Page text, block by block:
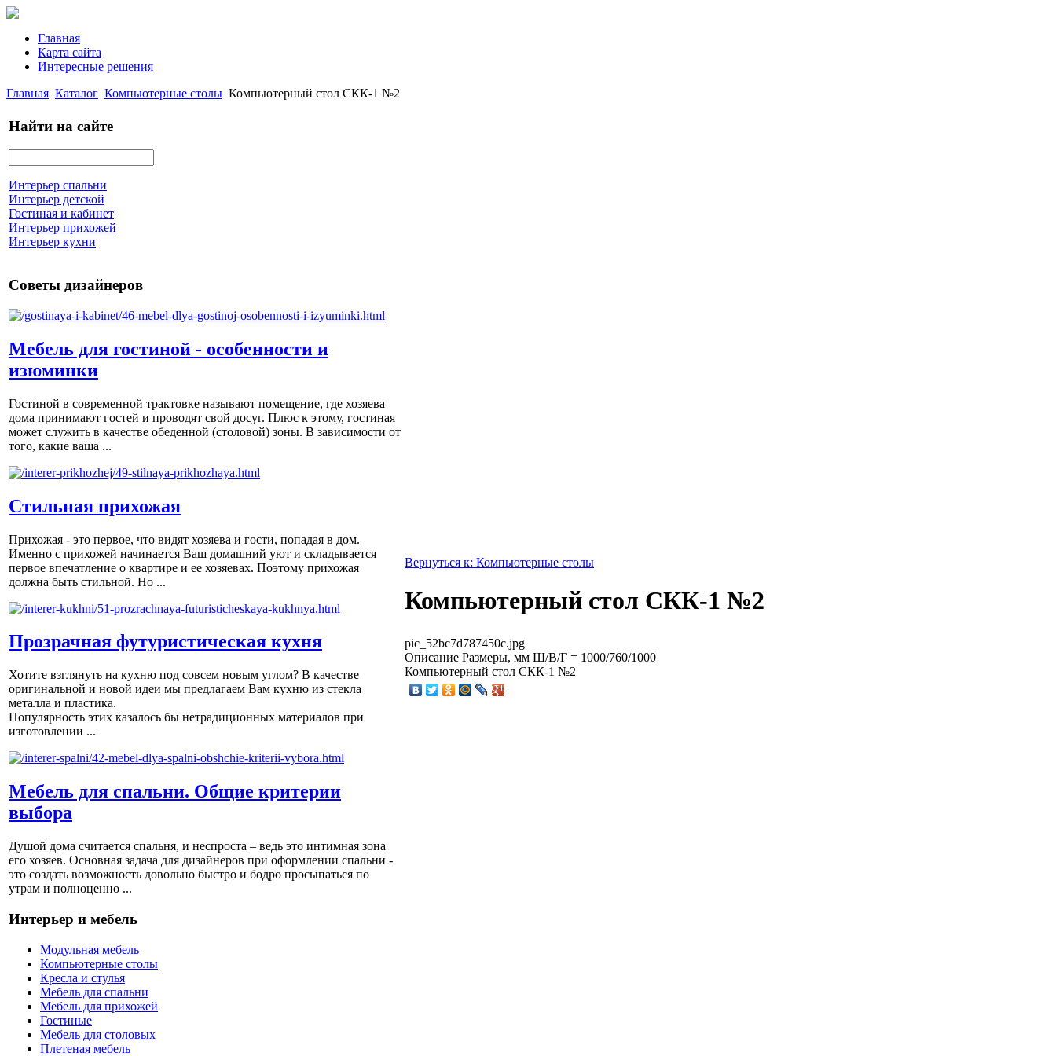
Главная
Карта сайта
Интересные решения
Главная Каталог Компьютерные столы Компьютерный стол СКК-1 №2
Найти на сайте
Интерьер спальни
Интерьер детской
Гостиная и кабинет
Интерьер прихожей
Интерьер кухни
Советы дизайнеров
Мебель для гостиной - особенности и
изюминки
Гостиной в современной трактовке называют помещение, где хозяева
дома принимают гостей и проводят свой досуг. Плюс к этому, гостиная
может служить в качестве обеденной (столовой) зоны. В зависимости от
того, какие ваша ...
Стильная прихожая
Прихожая - это первое, что видят хозяева и гости, попадая в дом.
Именно с прихожей начинается Ваш домашний уют и складывается
первое впечатление о квартире и ее хозяевах. Поэтому прихожая
должна быть стильной. Но ...
Прозрачная футуристическая кухня
Хотите взглянуть на кухню под совсем новым углом? В качестве
оригинальной и новой идеи мы предлагаем Вам кухню из стекла
металла и пластика.
Популярность этих казалось бы нетрадиционных материалов при
изготовлении ...
Мебель для спальни. Общие критерии
выбора
Душой дома считается спальня, и неспроста – ведь это интимная зона
его хозяев. Основная задача для дизайнеров при оформлении спальни -
это создать возможность довольно быстро и бодро просыпаться по
утрам и полноценно ...
Интерьер и мебель
Модульная мебель
Компьютерные столы
Кресла и стулья
Мебель для спальни
Мебель для прихожей
Гостиные
Мебель для столовых
Плетеная мебель
Вернуться к: Компьютерные столы
Компьютерный стол СКК-1 №2
pic_52bc7d787450c.jpg
Описание Размеры, мм Ш/В/Г = 1000/760/1000
Компьютерный стол СКК-1 №2